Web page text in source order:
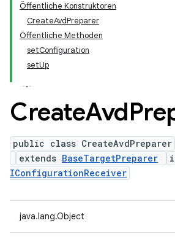
Öffentliche Konstruktoren
CreateAvdPreparer
Öffentliche Methoden
setConfiguration
setUp
CreateAvd
public class CreateAvdPreparer
extends BaseTargetPreparer
IConfigurationReceiver
java.lang.Object